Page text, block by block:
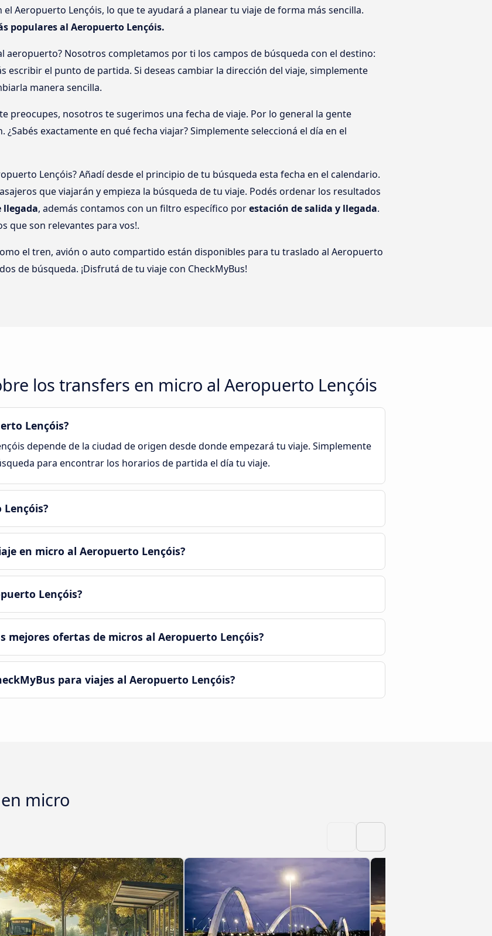
Aeropuerto Lençóis, lo que te ayudará a planear tu viaje de forma más sencilla.
populares al Aeropuerto Lençóis.
aeropuerto? Nosotros completamos por ti los campos de búsqueda con el destino:
escribir el punto de partida. Si deseas cambiar la dirección del viaje, simplemente
manera sencilla.
preocupes, nosotros te sugerimos una fecha de viaje. Por lo general la gente
exactamente en qué fecha viajar? Simplemente seleccioná el día en el
Lençóis? Añadí desde el principio de tu búsqueda esta fecha en el calendario.
que viajarán y empieza la búsqueda de tu viaje. Podés ordenar los resultados
llegada, además contamos con un filtro específico porestación de salida y llegada.
que son relevantes para vos!.
el tren, avión o auto compartido están disponibles para tu traslado al Aeropuerto
de búsqueda. ¡Disfrutá de tu viaje con CheckMyBus!
los transfers en micro al Aeropuerto Lençóis
Lençóis?
depende de la ciudad de origen desde donde empezará tu viaje. Simplemente
para encontrar los horarios de partida el día tu viaje.
en micro al Aeropuerto Lençóis?
Lençóis?
mejores ofertas de micros al Aeropuerto Lençóis?
para viajes al Aeropuerto Lençóis?
micro